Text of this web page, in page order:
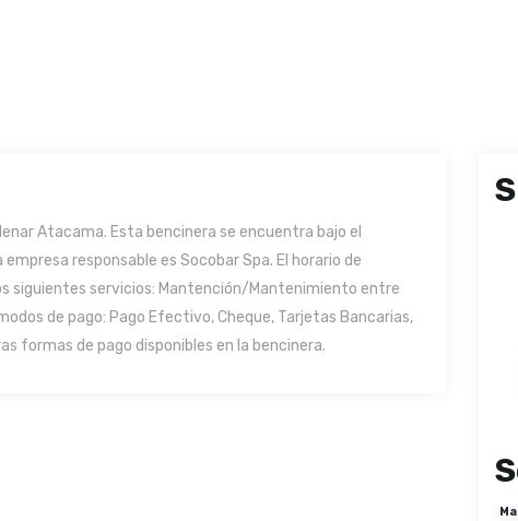
Atacama. Esta bencinera se encuentra bajo el
responsable es Socobar Spa. El horario de
siguientes servicios: Mantención/Mantenimiento entre
de pago: Pago Efectivo, Cheque, Tarjetas Bancarias,
formas de pago disponibles en la bencinera.